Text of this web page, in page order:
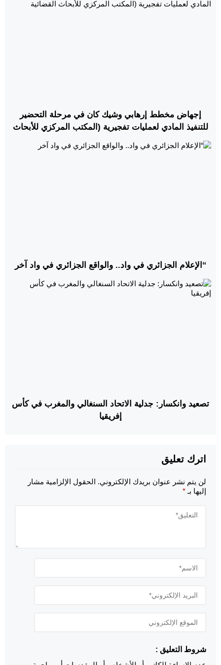
إجهاض مخطط إرهابي وشيك كان في مرحلة التحضير
للتنفيذ المادي لعمليات تفجيرية (المكتب المركزي للأبحاث
“الإعلام الجزائري في واد.. والواقع الجزائري في واد آخر
تصعيد وانكسار: جدلية الاتحاد السنغالي والمغرب في كأس
إفريقيا
اترك تعليق
لن يتم نشر عنوان بريدك الإلكتروني. الحقول الإلزامية مشار
إليها بـ *
شروط التعليق :